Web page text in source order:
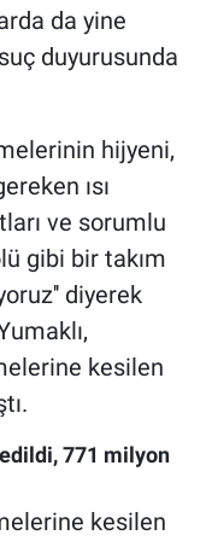
da yine
duyurusunda
hijyeni,
ısı
ve sorumlu
gibi bir takım
diyerek
kesilen
771 milyon
kesilen